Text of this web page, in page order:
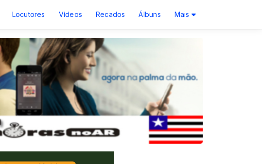
Locutores Vídeos Recados Álbuns Mais